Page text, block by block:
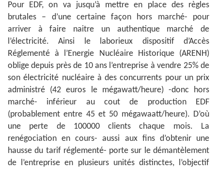
Pour EDF, on va jusqu’à mettre en place des règles
brutales – d’une certaine façon hors marché- pour
arriver à faire naitre un authentique marché de
l’électricité. Ainsi le laborieux dispositif d’Accès
Réglementé à l’Energie Nucléaire Historique (ARENH)
oblige depuis près de 10 ans l’entreprise à vendre 25% de
son électricité nucléaire à des concurrents pour un prix
administré (42 euros le mégawatt/heure) -donc hors
marché- inférieur au cout de production EDF
(probablement entre 45 et 50 mégawaatt/heure). D’où
une perte de 100000 clients chaque mois. La
renégociation en cours- aussi aux fins d’obtenir une
hausse du tarif réglementé- porte sur le démantèlement
de l’entreprise en plusieurs unités distinctes, l’objectif